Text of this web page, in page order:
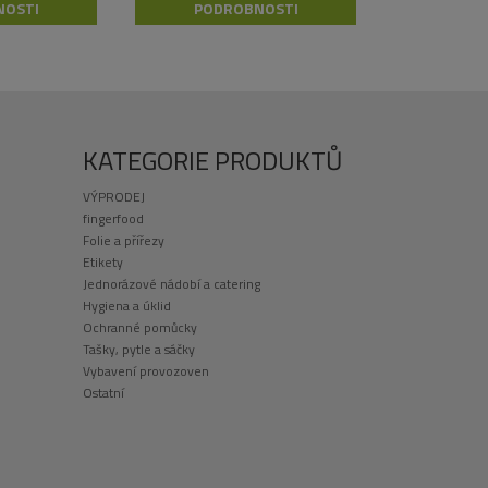
PODROBNOSTI
KATEGORIE PRODUKTŮ
VÝPRODEJ
fingerfood
Folie a přířezy
Etikety
Jednorázové nádobí a catering
Hygiena a úklid
Ochranné pomůcky
Tašky, pytle a sáčky
Vybavení provozoven
Ostatní